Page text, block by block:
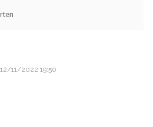
12/11/2022 19:50